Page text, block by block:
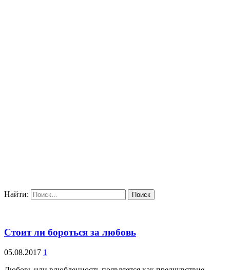
Найти:
Стоит ли бороться за любовь
05.08.2017 1